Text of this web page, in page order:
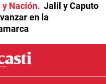
y Nación
Jalil y Caputo
en la